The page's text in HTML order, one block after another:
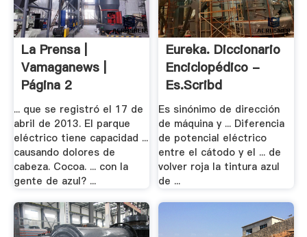
La Prensa |
Vamaganews |
Página 2
... que se registró el 17 de
abril de 2013. El parque
eléctrico tiene capacidad ...
causando dolores de
cabeza. Cocoa. ... con la
gente de azul? ...
Eureka. Diccionario
Enciclopédico -
Es.scribd
Es sinónimo de dirección
de máquina y ... Diferencia
de potencial eléctrico
entre el cátodo y el ... de
volver roja la tintura azul
de ...